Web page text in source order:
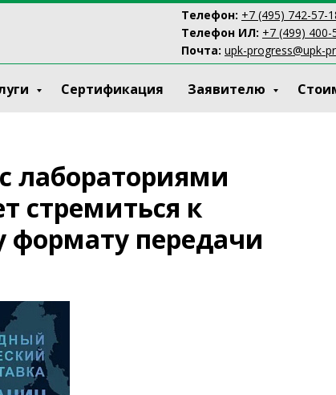
Телефон: +7 (495) 742-57-
Телефон ИЛ: +7 (499) 400-
Почта: upk-progress@upk-
Сертификация Заявителю
лабораториями
стремиться к
передачи